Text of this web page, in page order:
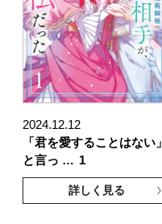
2024.12.12
「君を愛することはない」
と言っ … 1
詳しく見る